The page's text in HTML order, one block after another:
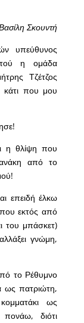
Σκουντή
υπεύθυνος
η ομάδα
Τζέτζος
που μου
η θλίψη που
από το
επειδή έλκω
εκτός από
του μπάσκετ)
γνώμη,
το Ρέθυμνο
ως πατριώτη,
ως
διότι